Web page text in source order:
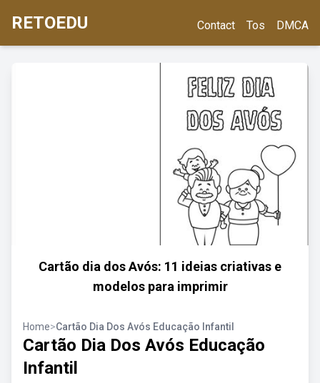
RETOEDU Contact Tos DMCA
Cartão dia dos Avós: 11 ideias criativas e
modelos para imprimir
Home>Cartão Dia Dos Avós Educação Infantil
Cartão Dia Dos Avós Educação
Infantil